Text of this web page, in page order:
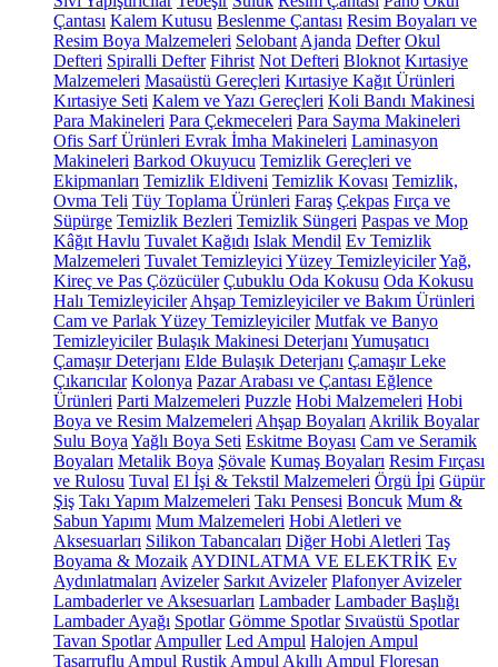
Çantası Kalem Kutusu Beslenme Çantası Resim Boyaları ve
Resim Boya Malzemeleri Selobant Ajanda Defter Okul
Defteri Spiralli Defter Fihrist Not Defteri Bloknot Kırtasiye
Malzemeleri Masaüstü Gereçleri Kırtasiye Kağıt Ürünleri
Kırtasiye Seti Kalem ve Yazı Gereçleri Koli Bandı Makinesi
Para Makineleri Para Çekmeceleri Para Sayma Makineleri
Ofis Sarf Ürünleri Evrak İmha Makineleri Laminasyon
Makineleri Barkod Okuyucu Temizlik Gereçleri ve
Ekipmanları Temizlik Eldiveni Temizlik Kovası Temizlik,
Ovma Teli Tüy Toplama Ürünleri Faraş Çekpas Fırça ve
Süpürge Temizlik Bezleri Temizlik Süngeri Paspas ve Mop
Kâğıt Havlu Tuvalet Kağıdı Islak Mendil Ev Temizlik
Malzemeleri Tuvalet Temizleyici Yüzey TemizleyicilerYağ,
Kireç ve Pas Çözücüler Çubuklu Oda Kokusu Oda Kokusu
Halı Temizleyiciler Ahşap Temizleyiciler ve Bakım Ürünleri
Cam ve Parlak Yüzey Temizleyiciler Mutfak ve Banyo
Temizleyiciler Bulaşık Makinesi Deterjanı Yumuşatıcı
Çamaşır Deterjanı Elde Bulaşık Deterjanı Çamaşır Leke
Çıkarıcılar Kolonya Pazar Arabası ve Çantası Eğlence
Ürünleri Parti Malzemeleri Puzzle Hobi Malzemeleri Hobi
Boya ve Resim Malzemeleri Ahşap Boyaları Akrilik Boyalar
Sulu Boya Yağlı Boya Seti Eskitme Boyası Cam ve Seramik
Boyaları Metalik Boya Şövale Kumaş Boyaları Resim Fırçası
ve Rulosu Tuval El İşi & Tekstil Malzemeleri Örgü İpi Güpür
Şiş Takı Yapım Malzemeleri Takı Pensesi Boncuk Mum &
Sabun Yapımı Mum Malzemeleri Hobi Aletleri ve
Aksesuarları Silikon Tabancaları Diğer Hobi Aletleri Taş
Boyama & Mozaik AYDINLATMA VE ELEKTRİK Ev
Aydınlatmaları Avizeler Sarkıt Avizeler Plafonyer Avizeler
Lambaderler ve Aksesuarları Lambader Lambader Başlığı
Lambader Ayağı Spotlar Gömme Spotlar Sıvaüstü Spotlar
Tavan Spotlar Ampuller Led Ampul Halojen Ampul
Tasarruflu Ampul Rustik Ampul Akıllı Ampul Floresan